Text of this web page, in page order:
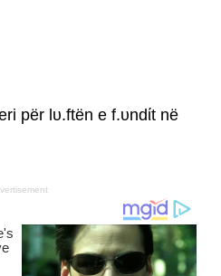
për lυ.ftën e f.υndίt në